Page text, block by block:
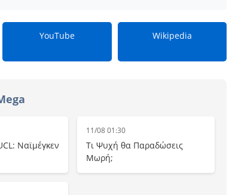
YouTube Wikipedia
Ναϊμέγκεν
11/08 01:30
Τι Ψυχή θα Παραδώσεις
Μωρή;